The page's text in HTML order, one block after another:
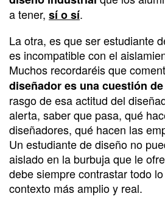
a tener, sí o sí.
La otra, es que ser estudiante
es incompatible con el
Muchos recordaréis que
diseñador es una cuestión
rasgo de esa actitud del
alerta, saber que pasa, qué
diseñadores, qué hacen las
Un estudiante de diseño no
aislado en la burbuja que le
debe siempre contrastar todo
contexto más amplio y real.